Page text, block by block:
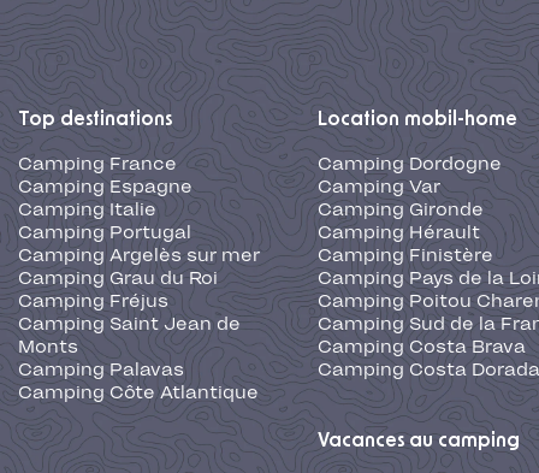
Top destinations
Camping France
Camping Espagne
Camping Italie
Camping Portugal
Camping Argelès sur mer
Camping Grau du Roi
Camping Fréjus
Camping Saint Jean de
Monts
Camping Palavas
Camping Côte Atlantique
Location mobil-home
Camping Dordogne
Camping Var
Camping Gironde
Camping Hérault
Camping Finistère
Camping Pays de la
Camping Poitou
Camping Sud de la
Camping Costa Brava
Camping Costa Dorada
Vacances au camping